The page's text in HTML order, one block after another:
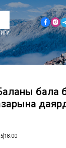
бала
18:00